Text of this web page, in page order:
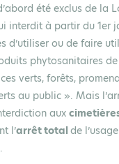
été exclus de la
interdit à partir du 1er
d’utiliser ou de faire
phytosanitaires
verts, forêts,
au public ». Mais
aux
l’arrêt total de